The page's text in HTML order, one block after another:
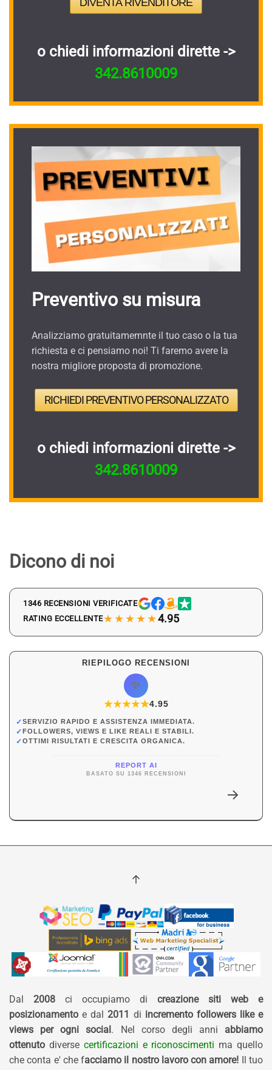
DIVENTA RIVENDITORE
o chiedi informazioni dirette ->
342.8610009
Preventivo su misura
Analizziamo gratuitamemnte il tuo caso o la tua
richiesta e ci pensiamo noi! Ti faremo avere la
nostra migliore proposta di promozione.
RICHIEDI PREVENTIVO PERSONALIZZATO
o chiedi informazioni dirette ->
342.8610009
Dicono di noi
1346 RECENSIONI VERIFICATE
RATING ECCELLENTE★★★★★4.95
RIEPILOGO RECENSIONI
✨
★★★★★
★4.95
✓SERVIZIO RAPIDO E ASSISTENZA IMMEDIATA.
✓FOLLOWERS, VIEWS E LIKE REALI E STABILI.
✓OTTIMI RISULTATI E CRESCITA ORGANICA.
REPORT AI
BASATO SU 1346 RECENSIONI
Dal 2008 ci occupiamo di creazione siti web e
posizionamento e dal 2011 di incremento followers like e
views per ogni social. Nel corso degli anni abbiamo
ottenuto diverse certificazioni e riconoscimenti ma quello
che conta e' che facciamo il nostro lavoro con amore! Il tuo